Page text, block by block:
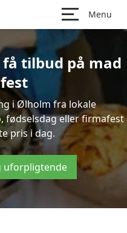
Menu
tilbud på mad
i Ølholm fra lokale
fødselsdag eller firmafest
pris i dag.
uforpligtende